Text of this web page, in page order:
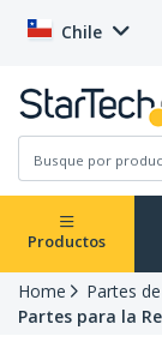
Chile
Productos
Home
Partes
Partes para la